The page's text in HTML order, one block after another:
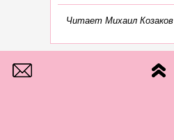
Читает Михаил Козаков